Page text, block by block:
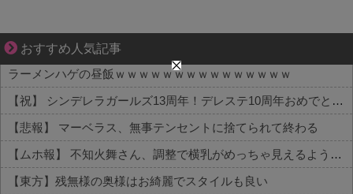
おすすめ人気記事
小さなすれ違いが、夫を追い詰めていく
ラーメンハゲの昼飯ｗｗｗｗｗｗｗｗｗｗｗｗｗｗｗ
【祝】 シンデレラガールズ13周年！デレステ10周年おめでとう！ガチャ更新SSR八神マキノ・イベントSRイヴ、SR望月聖！
【悲報】 マーベラス、無事テンセントに捨てられて終わる
【ムホ報】 不知火舞さん、調整で横乳がめっちゃ見えるようになるｗｗｗ
【東方】残無様の奥様はお綺麗でスタイルも良い